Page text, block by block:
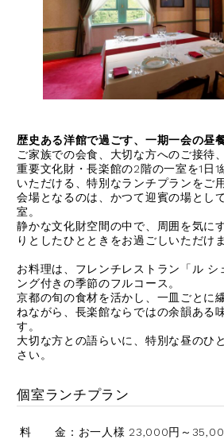
歴史ある洋館で過ごす、一期一会の昼
ご家族での会食、大切な方へのご接待
重要文化財・長楽館の2階の一室を1日
いただける、特別なランチプランをご
会場となるのは、かつて迎賓の場とし
室。
静かな文化財空間の中で、周囲を気に
りとしたひとときをお過ごしいただけま
お料理は、フレンチレストラン「ル シ
ング付きの季節のフルコース。
京都の旬の食材を活かし、一皿ごとに
ねながら、長楽館ならではの余韻ある
す。
大切な方との語らいに、特別な昼のひ
さい。
個室ランチプラン
料 金：お一人様 23,000円～